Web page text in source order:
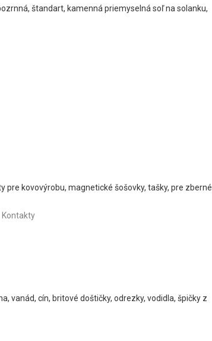
štandart, kamenná priemyselná soľ na solanku,
kovovýrobu, magnetické šošovky, tašky, pre zberné
Kontakty
vanád, cín, britové doštičky, odrezky, vodidla, špičky z